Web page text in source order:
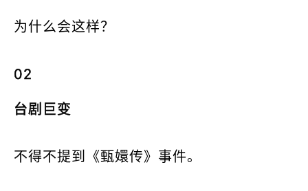
为什么会这样？
02
台剧巨变
不得不提到《甄嬛传》事件。